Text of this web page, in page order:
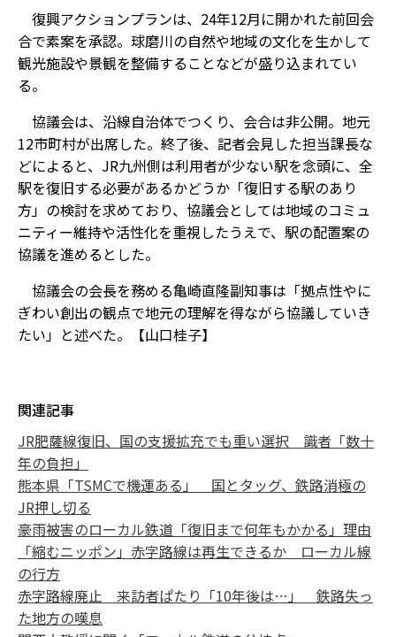
復興アクションプランは、24年12月に開かれた前回会
合で素案を承認。球磨川の自然や地域の文化を生かして
観光施設や景観を整備することなどが盛り込まれてい
る。
協議会は、沿線自治体でつくり、会合は非公開。地元
12市町村が出席した。終了後、記者会見した担当課長な
どによると、JR九州側は利用者が少ない駅を念頭に、全
駅を復旧する必要があるかどうか「復旧する駅のあり
方」の検討を求めており、協議会としては地域のコミュ
ニティー維持や活性化を重視したうえで、駅の配置案の
協議を進めるとした。
協議会の会長を務める亀崎直隆副知事は「拠点性やに
ぎわい創出の観点で地元の理解を得ながら協議していき
たい」と述べた。【山口桂子】
関連記事
JR肥薩線復旧、国の支援拡充でも重い選択 識者「数十
年の負担」
熊本県「TSMCで機運ある」 国とタッグ、鉄路消極の
JR押し切る
豪雨被害のローカル鉄道「復旧まで何年もかかる」理由
「縮むニッポン」赤字路線は再生できるか ローカル線
の行方
赤字路線廃止 来訪者ぱたり「10年後は…」 鉄路失っ
た地方の嘆息